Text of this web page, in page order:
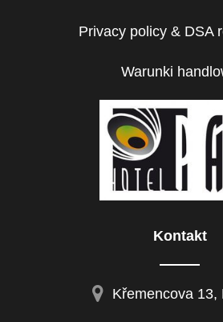
Privacy policy & DSA
Warunki
Kontakt
Křemencova 13,